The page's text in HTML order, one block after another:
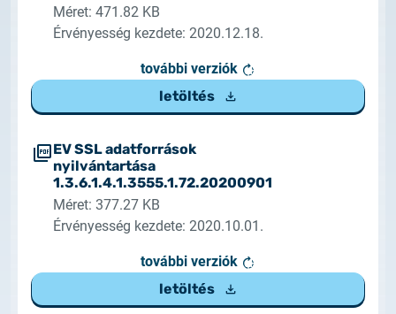
Méret: 471.82 KB
Érvényesség kezdete: 2020.12.18.
további verziók
letöltés
EV SSL adatforrások
nyilvántartása
1.3.6.1.4.1.3555.1.72.20200901
Méret: 377.27 KB
Érvényesség kezdete: 2020.10.01.
további verziók
letöltés